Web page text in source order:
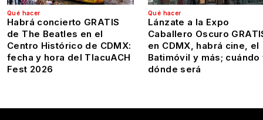
Qué hacer
Habrá concierto GRATIS
de The Beatles en el
Centro Histórico de CDMX:
fecha y hora del TlacuACH
Fest 2026
Qué hacer
Lánzate a la Expo
Caballero Oscuro
en CDMX, habrá cine, el
Batimóvil y más; cuándo
dónde será